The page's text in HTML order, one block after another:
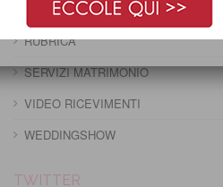
PRANZO SANTO STEFANO
RUBRICA
SERVIZI MATRIMONIO
VIDEO RICEVIMENTI
WEDDINGSHOW
TWITTER